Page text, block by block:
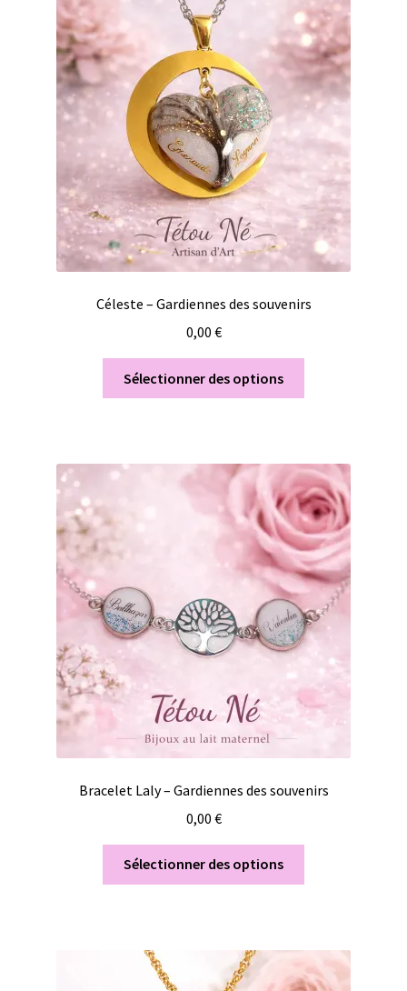
Céleste – Gardiennes des souvenirs
0,00 €
Sélectionner des options
Bracelet Laly – Gardiennes des souvenirs
0,00 €
Sélectionner des options